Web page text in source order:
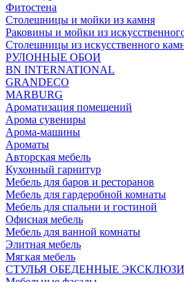
Фитостена
Столешницы и мойки из камня
Раковины и мойки из
Столешницы из искусственного
РУЛОННЫЕ ОБОИ
BN INTERNATIONAL
GRANDECO
MARBURG
Ароматизация помещений
Арома сувениры
Арома-машины
Ароматы
Авторская мебель
Кухонный гарнитур
Мебель для баров и ресторанов
Мебель для гардеробной комнаты
Мебель для спальни и гостиной
Офисная мебель
Мебель для ванной комнаты
Элитная мебель
Мягкая мебель
СТУЛЬЯ ОБЕДЕННЫЕ